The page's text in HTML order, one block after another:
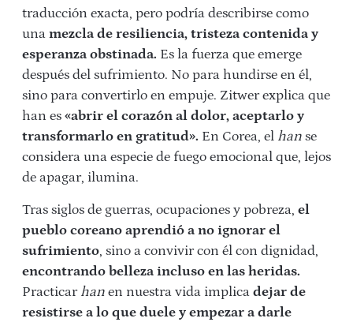
traducción exacta, pero podría describirse como
una mezcla de resiliencia, tristeza contenida y
esperanza obstinada. Es la fuerza que emerge
después del sufrimiento. No para hundirse en él,
sino para convertirlo en empuje. Zitwer explica que
han es «abrir el corazón al dolor, aceptarlo y
transformarlo en gratitud». En Corea, el han se
considera una especie de fuego emocional que, lejos
de apagar, ilumina.
Tras siglos de guerras, ocupaciones y pobreza, el
pueblo coreano aprendió a no ignorar el
sufrimiento, sino a convivir con él con dignidad,
encontrando belleza incluso en las heridas.
Practicar han en nuestra vida implica dejar de
resistirse a lo que duele y empezar a darle